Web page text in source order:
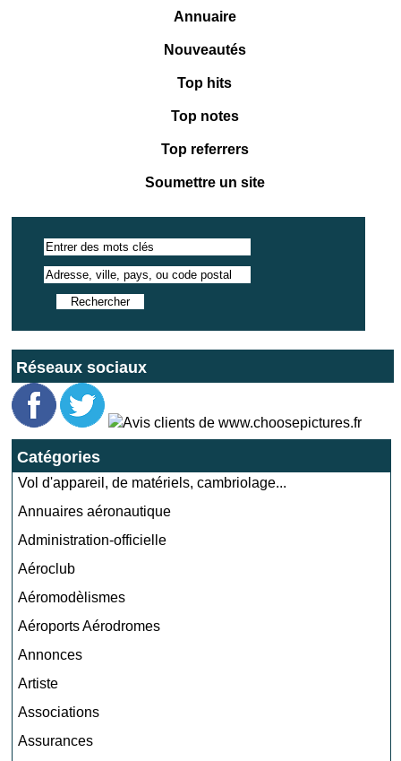
Annuaire
Nouveautés
Top hits
Top notes
Top referrers
Soumettre un site
Réseaux sociaux
Catégories
Vol d'appareil, de matériels, cambriolage...
Annuaires aéronautique
Administration-officielle
Aéroclub
Aéromodèlismes
Aéroports Aérodromes
Annonces
Artiste
Associations
Assurances